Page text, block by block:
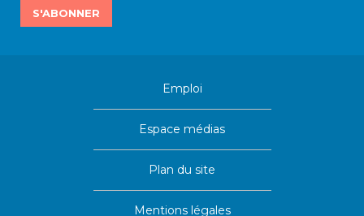
S'ABONNER
Emploi
Espace médias
Plan du site
Mentions légales